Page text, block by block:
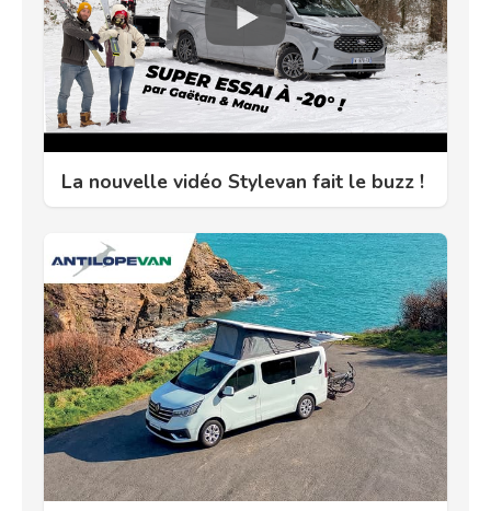
La nouvelle vidéo Stylevan fait le buzz !